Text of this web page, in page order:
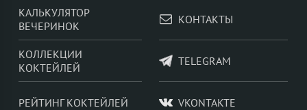
КАЛЬКУЛЯТОР
ВЕЧЕРИНОК
КОЛЛЕКЦИИ
КОКТЕЙЛЕЙ
РЕЙТИНГ КОКТЕЙЛЕЙ
КОНТАКТЫ
TELEGRAM
VKONTAKTE